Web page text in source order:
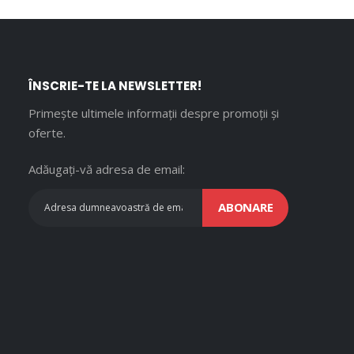
ÎNSCRIE-TE LA NEWSLETTER!
Primește ultimele informații despre promoții și
oferte.
Adăugați-vă adresa de email:
ABONARE